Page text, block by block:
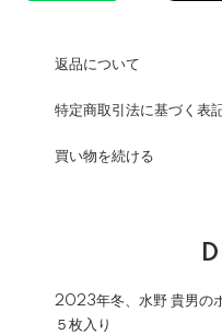
返品について
特定商取引法に基づく表
買い物を続ける
2023年冬、水野 貴男の
５枚入り